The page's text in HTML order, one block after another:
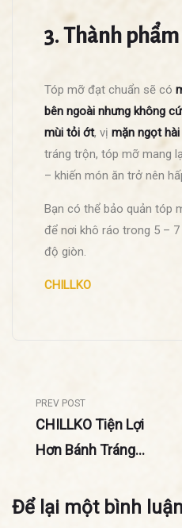
3. Thành phẩm
Tóp mỡ đạt chuẩn sẽ có
bên ngoài nhưng không
mùi tỏi ớt, vị mặn ngọt
tráng trộn, tóp mỡ mang
– khiến món ăn trở nên
Bạn có thể bảo quản tóp
để nơi khô ráo trong 5 –
độ giòn.
CHILLKO
PREV POST
CHILLKO Tiện Lợi
Hơn Bánh Tráng
Điểm Nào
Để lại một bình luận